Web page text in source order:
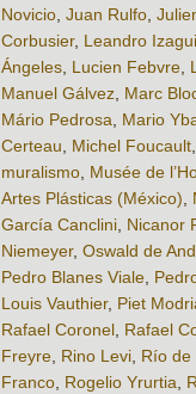
Novicio Juan Rulfo
Corbusier, Leandro
Ángeles Lucien Febvre
Manuel Gálvez Marc
Mário Pedrosa
Mario
Certeau
Michel Foucault
muralismo Musée de
Artes Plásticas (México)
García Canclini Nicanor
Niemeyer, Oswald de
Pedro Blanes Viale
Louis Vauthier, Piet
Rafael Coronel Rafael
Freyre Rino Levi Río de
Franco Rogelio Yrurtia